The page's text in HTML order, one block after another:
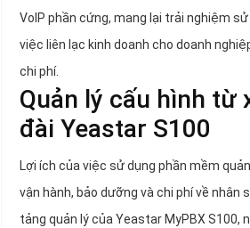
VoIP phần cứng, mang lại trải nghiệm
việc liên lạc kinh doanh cho doanh
chi phí.
Quản lý cấu hình từ
đài Yeastar S100
Lợi ích của việc sử dụng phần mềm
vận hành, bảo dưỡng và chi phí về nhân
tảng quản lý của Yeastar MyPBX S100,